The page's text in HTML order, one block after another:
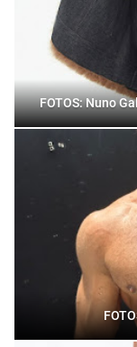
FOTOS: Nuno